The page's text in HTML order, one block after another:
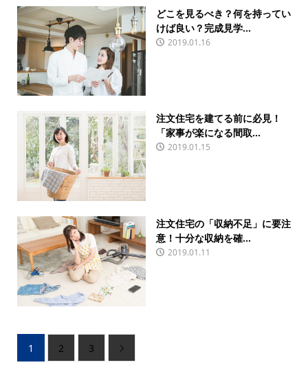
どこを見るべき？何を持ってい
けば良い？完成見学...
2019.01.16
注文住宅を建てる前に必見！
「家事が楽になる間取...
2019.01.15
注文住宅の「収納不足」に要注
意！十分な収納を確...
2019.01.11
1 2 3 